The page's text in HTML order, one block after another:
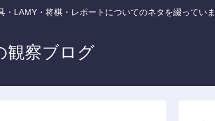
LAMY・将棋・レポートについてのネタを綴っていま
観察ブログ